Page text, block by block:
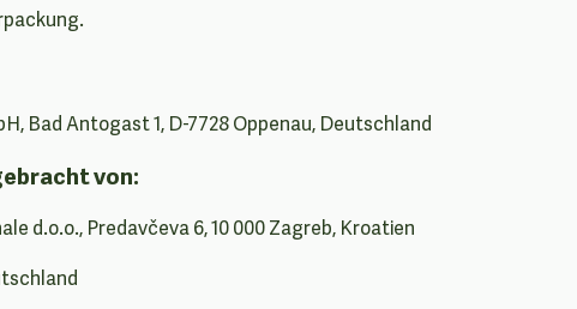
Bad Antogast 1, D-7728 Oppenau, Deutschland
von:
d.o.o., Predavčeva 6, 10 000 Zagreb, Kroatien